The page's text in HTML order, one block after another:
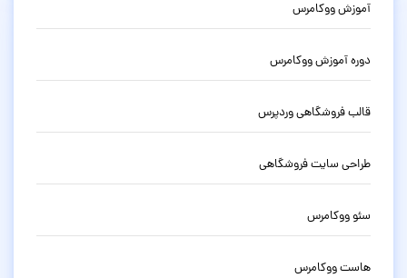
آموزش ووکامرس
دوره آموزش ووکامرس
قالب فروشگاهی وردپرس
طراحی سایت فروشگاهی
سئو ووکامرس
هاست ووکامرس